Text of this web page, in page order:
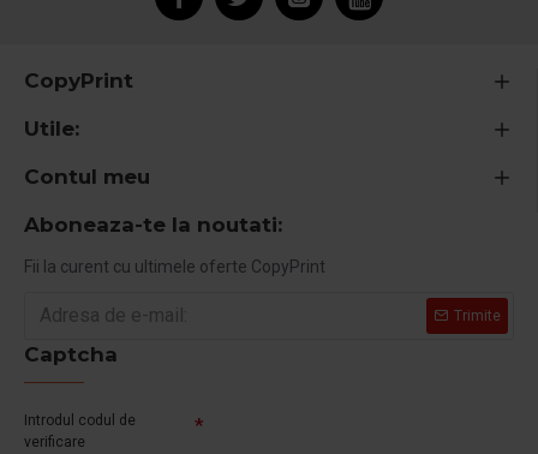
CopyPrint
Utile:
Contul meu
Aboneaza-te la noutati:
Fii la curent cu ultimele oferte CopyPrint
Trimite
Captcha
Introdul codul de
verificare